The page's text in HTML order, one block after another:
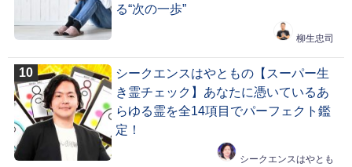
る“次の一歩”
柳生忠司
シークエンスはやともの【スーパー生
き霊チェック】あなたに憑いているあ
らゆる霊を全14項目でパーフェクト鑑
定！
シークエンスはやとも